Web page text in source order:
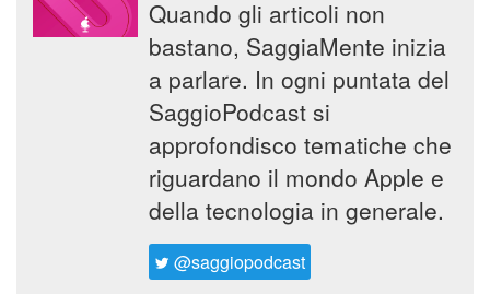
Quando gli articoli non
bastano, SaggiaMente inizia
a parlare. In ogni puntata del
SaggioPodcast si
approfondisco tematiche che
riguardano il mondo Apple e
della tecnologia in generale.
@saggiopodcast